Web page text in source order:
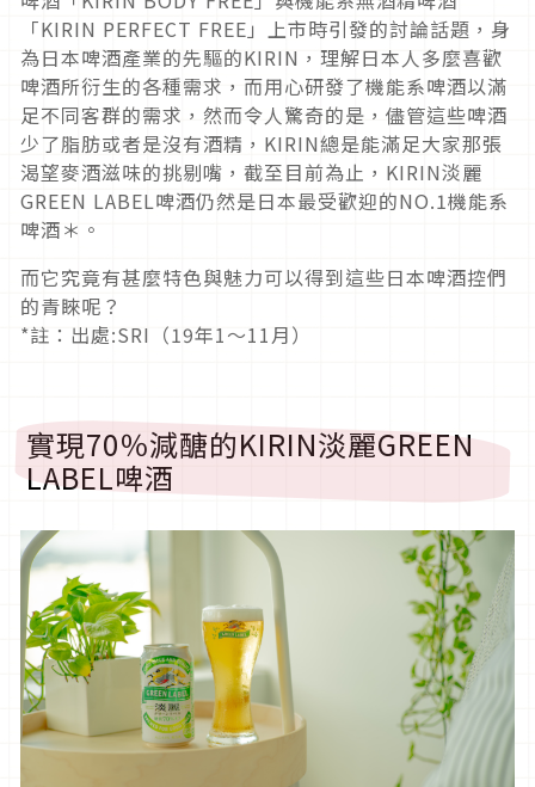
「KIRIN PERFECT FREE」上市時引發的討論話題，身
為日本啤酒產業的先驅的KIRIN，理解日本人多麼喜歡
啤酒所衍生的各種需求，而用心研發了機能系啤酒以滿
足不同客群的需求，然而令人驚奇的是，儘管這些啤酒
少了脂肪或者是沒有酒精，KIRIN總是能滿足大家那張
渴望麥酒滋味的挑剔嘴，截至目前為止，KIRIN淡麗
GREEN LABEL啤酒仍然是日本最受歡迎的NO.1機能系
啤酒＊。
而它究竟有甚麼特色與魅力可以得到這些日本啤酒控們
的青睞呢？
*註：出處:SRI（19年1～11月）
實現70％減醣的KIRIN淡麗GREEN
LABEL啤酒